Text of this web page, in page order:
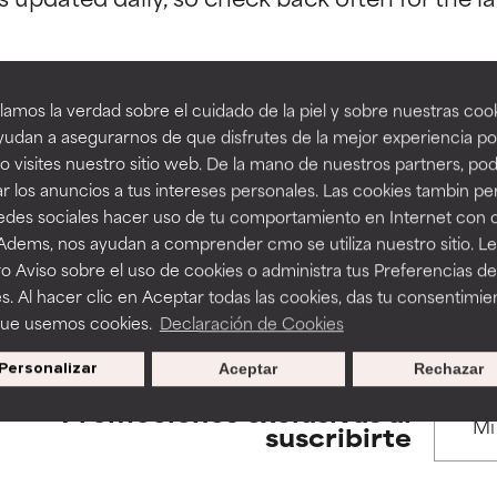
la verdad sobre el cuidado de la piel y sobre nuestras
a asegurarnos de que disfrutes de la mejor experiencia
visites nuestro sitio web. De la mano de nuestros partners,
los anuncios a tus intereses personales. Las cookies tambin
sociales hacer uso de tu comportamiento en Internet con
nos ayudan a comprender cmo se utiliza nuestro sitio.
Aviso sobre el uso de cookies o administra tus Preferencias de
Al hacer clic en Aceptar todas las cookies, das tu
usemos cookies. Declaración de Cookies
Personalizar Rechazar
Aceptar
BACK TO SEARCH
to assess ingredients in this dictionary. Regulations
independientes.
tan beneficiosos como los de la categoría excelente, suelen ser
la estabilidad o la absorción de una fórmula.
ciertas limitaciones en cuanto a su apariencia, estabilidad o
básicos o que no cuentan con suficiente respaldo científico.
algunos beneficios se recomienda evitarlo por su
efectos adversos como irritación, inflamación o
se utiliza en altas concentraciones o junto con otros
independientes.
tan beneficiosos como los de la categoría excelente, suelen ser
la estabilidad o la absorción de una fórmula.
ciertas limitaciones en cuanto a su apariencia, estabilidad o
básicos o que no cuentan con suficiente respaldo científico.
algunos beneficios se recomienda evitarlo por su
efectos adversos como irritación, inflamación o
se utiliza en altas concentraciones o junto con otros
Promociones exclusivas al
suscribirte